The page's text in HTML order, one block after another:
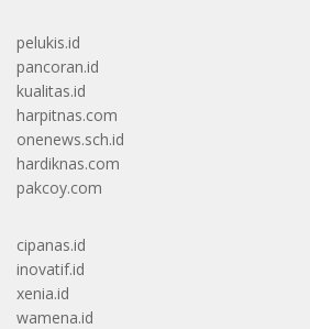
pelukis.id
pancoran.id
kualitas.id
harpitnas.com
onenews.sch.id
hardiknas.com
pakcoy.com
cipanas.id
inovatif.id
xenia.id
wamena.id